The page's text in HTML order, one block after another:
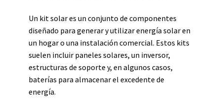
Un kit solar es un conjunto de componentes
diseñado para generar y utilizar energía solar en
un hogar o una instalación comercial. Estos kits
suelen incluir paneles solares, un inversor,
estructuras de soporte y, en algunos casos,
baterías para almacenar el excedente de
energía.